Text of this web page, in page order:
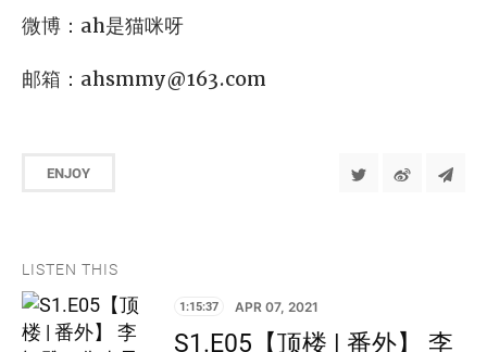
微博：ah是猫咪呀
邮箱： ahsmmy@163.com
ENJOY
LISTEN THIS
1:15:37 APR 07, 2021
S1.E05【顶楼 | 番外】 李